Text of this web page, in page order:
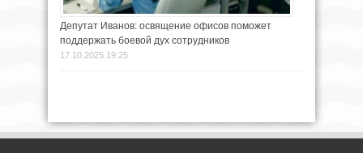
Депутат Иванов: освящение офисов поможет
поддержать боевой дух сотрудников
17.10.2025 19:25